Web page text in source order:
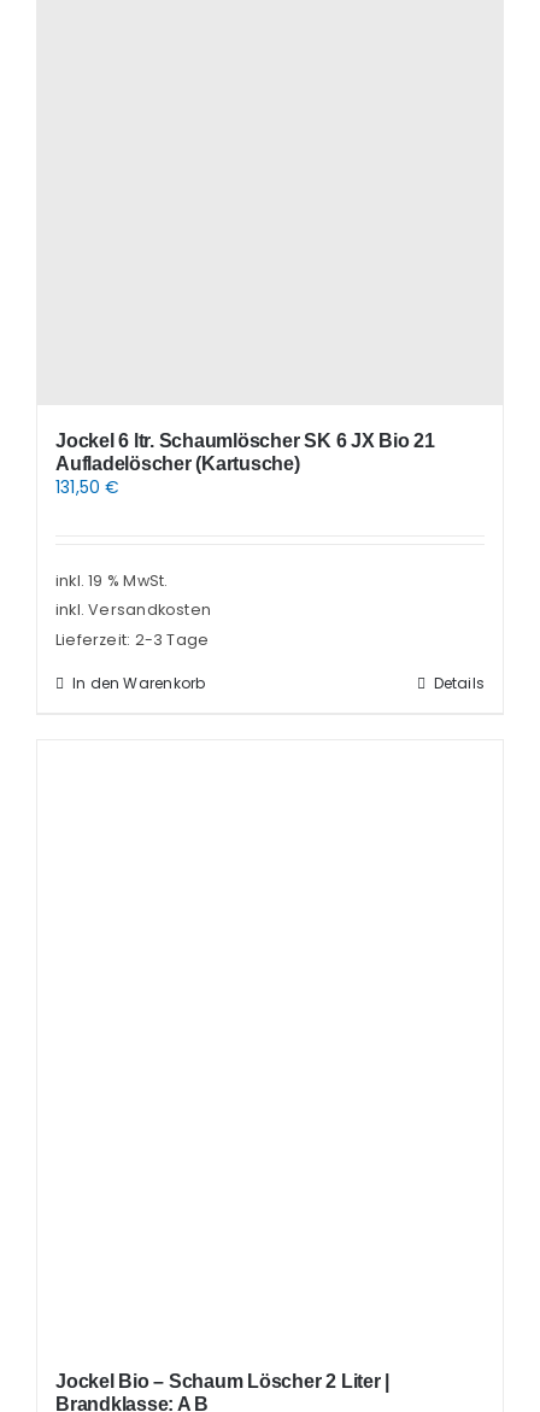
Jockel 6 ltr. Schaumlöscher SK 6 JX Bio 21
Aufladelöscher (Kartusche)
131,50€
inkl. 19 % MwSt.
inkl. Versandkosten
Lieferzeit: 2-3 Tage
In den Warenkorb Details
Jockel Bio – Schaum Löscher 2 Liter |
Brandklasse: A B